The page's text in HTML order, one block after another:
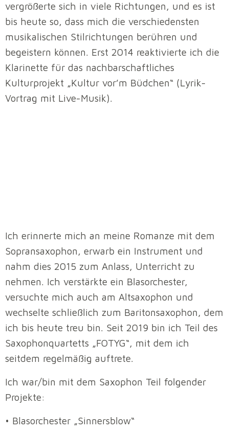
vergrößerte sich in viele Richtungen, und es ist
bis heute so, dass mich die verschiedensten
musikalischen Stilrichtungen berühren und
begeistern können. Erst 2014 reaktivierte ich die
Klarinette für das nachbarschaftliches
Kulturprojekt „Kultur vor’m Büdchen“ (Lyrik-
Vortrag mit Live-Musik).
Ich erinnerte mich an meine Romanze mit dem
Sopransaxophon, erwarb ein Instrument und
nahm dies 2015 zum Anlass, Unterricht zu
nehmen. Ich verstärkte ein Blasorchester,
versuchte mich auch am Altsaxophon und
wechselte schließlich zum Baritonsaxophon, dem
ich bis heute treu bin. Seit 2019 bin ich Teil des
Saxophonquartetts „FOTYG“, mit dem ich
seitdem regelmäßig auftrete.
Ich war/bin mit dem Saxophon Teil folgender
Projekte:
• Blasorchester „Sinnersblow“